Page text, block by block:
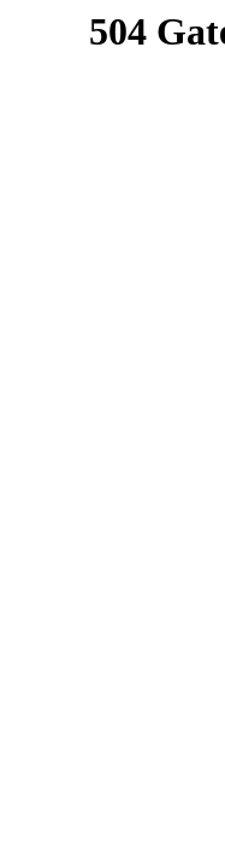
504